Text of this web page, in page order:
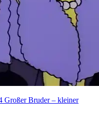
Großer Bruder – kleiner